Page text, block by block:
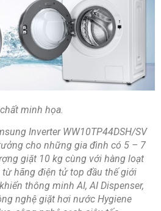
minh họa.
Inverter WW10TP44DSH/SV
cho những gia đình có 5 – 7
giặt 10 kg cùng với hàng loạt
hãng điện tử top đầu thế giới
thông minh AI, AI Dispenser,
nghệ giặt hơi nước Hygiene